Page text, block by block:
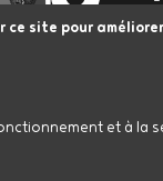
ce site pour
et à la